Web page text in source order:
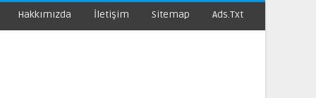
Hakkımızda İletişim Sitemap Ads.txt